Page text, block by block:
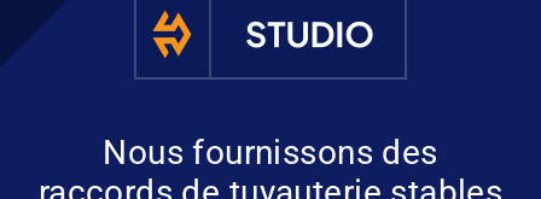
Nous fournissons des